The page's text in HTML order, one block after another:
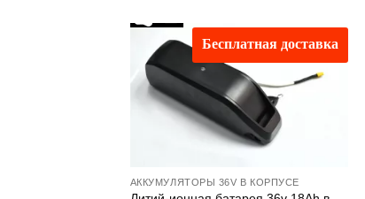
Бесплатная доставка
Додати
до
АККУМУЛЯТОРЫ 36V В КОРПУСЕ